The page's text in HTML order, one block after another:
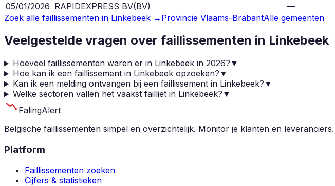
05/01/2026 RAPIDEXPRESS BV(BV) —
Zoek alle faillissementen in Linkebeek → Provincie Vlaams-BrabantAlle gemeenten
Veelgestelde vragen over faillissementen in Linkebeek
Hoeveel faillissementen waren er in Linkebeek in 2026? ▼
Hoe kan ik een faillissement in Linkebeek opzoeken? ▼
Kan ik een melding ontvangen bij een faillissement in Linkebeek? ▼
Welke sectoren vallen het vaakst failliet in Linkebeek? ▼
FalingAlert
Belgische faillissementen simpel en overzichtelijk. Monitor je klanten en leveranciers.
Platform
Faillissementen zoeken
Cijfers & statistieken